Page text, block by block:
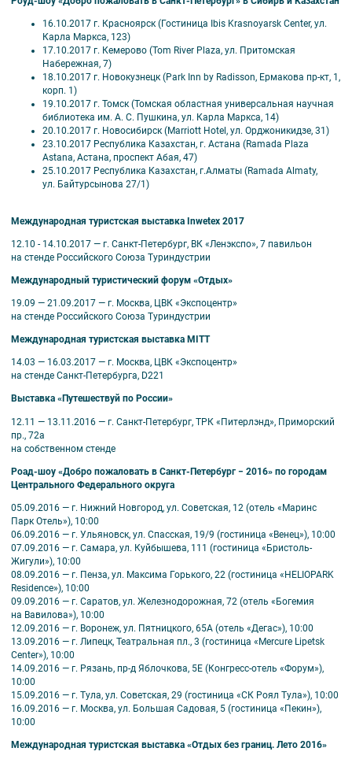
16.10.2017 г. Красноярск (Гостиница Ibis Krasnoyarsk Center, ул.
Карла Маркса, 123)
17.10.2017 г. Кемерово (Tom River Plaza, ул. Притомская
Набережная, 7)
18.10.2017 г. Новокузнецк (Park Inn by Radisson, Ермакова пр-кт, 1,
корп. 1)
19.10.2017 г. Томск (Томская областная универсальная научная
библиотека им. А. С. Пушкина, ул. Карла Маркса, 14)
20.10.2017 г. Новосибирск (Marriott Hotel, ул. Орджоникидзе, 31)
23.10.2017 Республика Казахстан, г. Астана (Ramada Plaza
Astana, Астана, проспект Абая, 47)
25.10.2017 Республика Казахстан, г.Алматы (Ramada Almaty,
ул. Байтурсынова 27/1)
Международная туристская выставка Inwetex 2017
12.10 - 14.10.2017 — г. Санкт-Петербург, ВК «Ленэкспо», 7 павильон
на стенде Российского Союза Туриндустрии
Международный туристический форум «Отдых»
19.09 — 21.09.2017 — г. Москва, ЦВК «Экспоцентр»
на стенде Российского Союза Туриндустрии
Международная туристская выставка MITT
14.03 — 16.03.2017 — г. Москва, ЦВК «Экспоцентр»
на стенде Санкт-Петербурга, D221
Выставка «Путешествуй по России»
12.11 — 13.11.2016 — г. Санкт-Петербург, ТРК «Питерлэнд», Приморский
пр., 72а
на собственном стенде
Роад-шоу «Добро пожаловать в Санкт-Петербург − 2016» по городам
Центрального Федерального округа
05.09.2016 — г. Нижний Новгород, ул. Советская, 12 (отель «Маринс
Парк Отель»), 10:00
06.09.2016 — г. Ульяновск, ул. Спасская, 19/9 (гостиница «Венец»), 10:00
07.09.2016 — г. Самара, ул. Куйбышева, 111 (гостиница «Бристоль-
Жигули»), 10:00
08.09.2016 — г. Пенза, ул. Максима Горького, 22 (гостиница «HELIOPARK
Residence»), 10:00
09.09.2016 — г. Саратов, ул. Железнодорожная, 72 (отель «Богемия
на Вавилова»), 10:00
12.09.2016 — г. Воронеж, ул. Пятницкого, 65А (отель «Дегас»), 10:00
13.09.2016 — г. Липецк, Театральная пл., 3 (гостиница «Mercure Lipetsk
Center»), 10:00
14.09.2016 — г. Рязань, пр-д Яблочкова, 5E (Конгресс-отель «Форум»),
10:00
15.09.2016 — г. Тула, ул. Советская, 29 (гостиница «СК Роял Тула»), 10:00
16.09.2016 — г. Москва, ул. Большая Садовая, 5 (гостиница «Пекин»),
10:00
Международная туристская выставка «Отдых без границ. Лето 2016»